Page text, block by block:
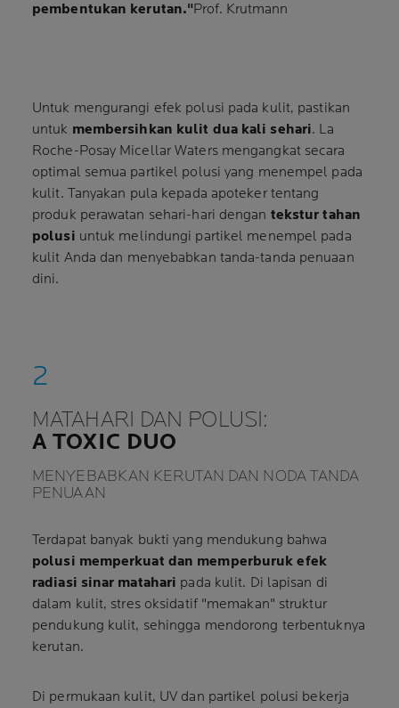
pembentukan kerutan."Prof. Krutmann
Untuk mengurangi efek polusi pada kulit, pastikan
untuk membersihkan kulit dua kali sehari. La
Roche-Posay Micellar Waters mengangkat secara
optimal semua partikel polusi yang menempel pada
kulit. Tanyakan pula kepada apoteker tentang
produk perawatan sehari-hari dengan tekstur tahan
polusi untuk melindungi partikel menempel pada
kulit Anda dan menyebabkan tanda-tanda penuaan
dini.
MATAHARI DAN POLUSI:
A TOXIC DUO
MENYEBABKAN KERUTAN DAN NODA TANDA
PENUAAN
Terdapat banyak bukti yang mendukung bahwa
polusi memperkuat dan memperburuk efek
radiasi sinar matahari pada kulit. Di lapisan di
dalam kulit, stres oksidatif "memakan" struktur
pendukung kulit, sehingga mendorong terbentuknya
kerutan.
Di permukaan kulit, UV dan partikel polusi bekerja